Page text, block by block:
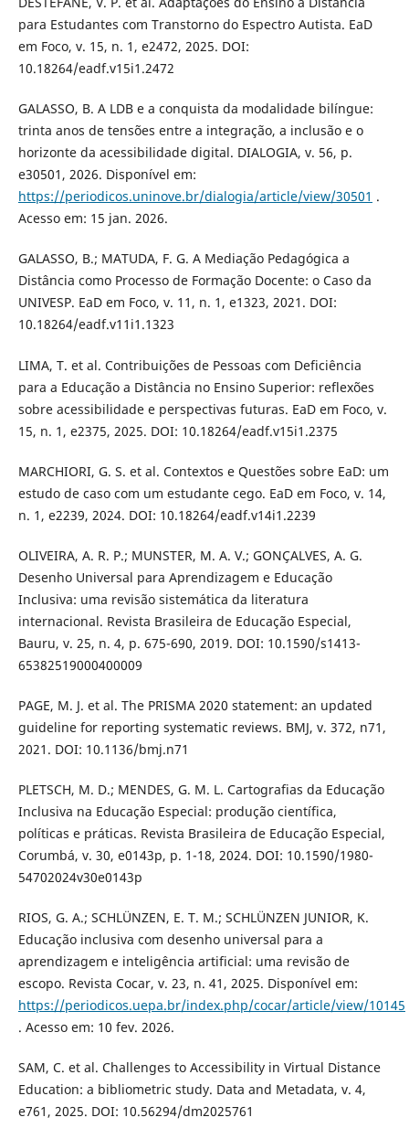
para Estudantes com Transtorno do Espectro Autista. EaD
em Foco, v. 15, n. 1, e2472, 2025. DOI:
10.18264/eadf.v15i1.2472
GALASSO, B. A LDB e a conquista da modalidade bilíngue:
trinta anos de tensões entre a integração, a inclusão e o
horizonte da acessibilidade digital. DIALOGIA, v. 56, p.
e30501, 2026. Disponível em:
https://periodicos.uninove.br/dialogia/article/view/30501 .
Acesso em: 15 jan. 2026.
GALASSO, B.; MATUDA, F. G. A Mediação Pedagógica a
Distância como Processo de Formação Docente: o Caso da
UNIVESP. EaD em Foco, v. 11, n. 1, e1323, 2021. DOI:
10.18264/eadf.v11i1.1323
LIMA, T. et al. Contribuições de Pessoas com Deficiência
para a Educação a Distância no Ensino Superior: reflexões
sobre acessibilidade e perspectivas futuras. EaD em Foco, v.
15, n. 1, e2375, 2025. DOI: 10.18264/eadf.v15i1.2375
MARCHIORI, G. S. et al. Contextos e Questões sobre EaD: um
estudo de caso com um estudante cego. EaD em Foco, v. 14,
n. 1, e2239, 2024. DOI: 10.18264/eadf.v14i1.2239
OLIVEIRA, A. R. P.; MUNSTER, M. A. V.; GONÇALVES, A. G.
Desenho Universal para Aprendizagem e Educação
Inclusiva: uma revisão sistemática da literatura
internacional. Revista Brasileira de Educação Especial,
Bauru, v. 25, n. 4, p. 675-690, 2019. DOI: 10.1590/s1413-
65382519000400009
PAGE, M. J. et al. The PRISMA 2020 statement: an updated
guideline for reporting systematic reviews. BMJ, v. 372, n71,
2021. DOI: 10.1136/bmj.n71
PLETSCH, M. D.; MENDES, G. M. L. Cartografias da Educação
Inclusiva na Educação Especial: produção científica,
políticas e práticas. Revista Brasileira de Educação Especial,
Corumbá, v. 30, e0143p, p. 1-18, 2024. DOI: 10.1590/1980-
54702024v30e0143p
RIOS, G. A.; SCHLÜNZEN, E. T. M.; SCHLÜNZEN JUNIOR, K.
Educação inclusiva com desenho universal para a
aprendizagem e inteligência artificial: uma revisão de
escopo. Revista Cocar, v. 23, n. 41, 2025. Disponível em:
https://periodicos.uepa.br/index.php/cocar/article/view/10145
. Acesso em: 10 fev. 2026.
SAM, C. et al. Challenges to Accessibility in Virtual Distance
Education: a bibliometric study. Data and Metadata, v. 4,
e761, 2025. DOI: 10.56294/dm2025761